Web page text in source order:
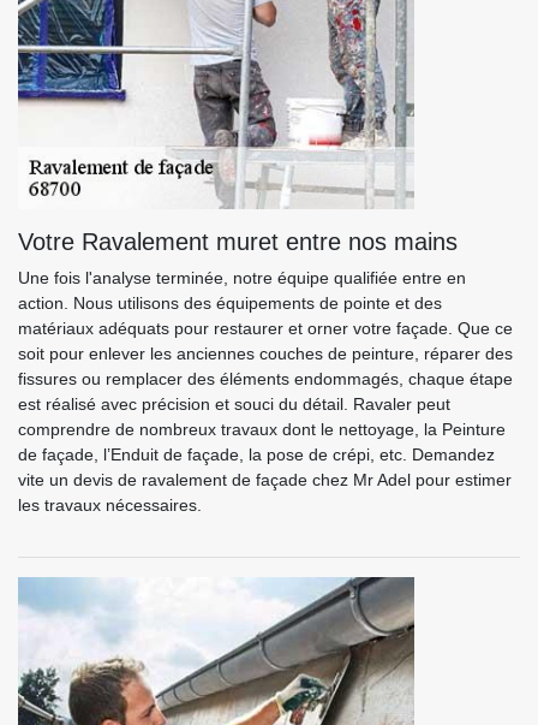
Votre Ravalement muret entre nos mains
Une fois l'analyse terminée, notre équipe qualifiée entre en
action. Nous utilisons des équipements de pointe et des
matériaux adéquats pour restaurer et orner votre façade. Que ce
soit pour enlever les anciennes couches de peinture, réparer des
fissures ou remplacer des éléments endommagés, chaque étape
est réalisé avec précision et souci du détail. Ravaler peut
comprendre de nombreux travaux dont le nettoyage, la Peinture
de façade, l’Enduit de façade, la pose de crépi, etc. Demandez
vite un devis de ravalement de façade chez Mr Adel pour estimer
les travaux nécessaires.